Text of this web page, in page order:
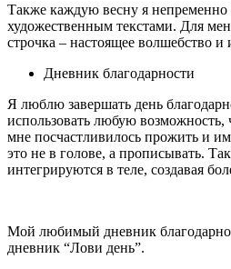
Также каждую весну я непременно
художественным текстами. Для
строчка – настоящее волшебство и
Дневник благодарности
Я люблю завершать день
использовать любую возможность,
мне посчастливилось прожить и
это не в голове, а прописывать.
интегрируются в теле, создавая
Мой любимый дневник
дневник “Лови день”.